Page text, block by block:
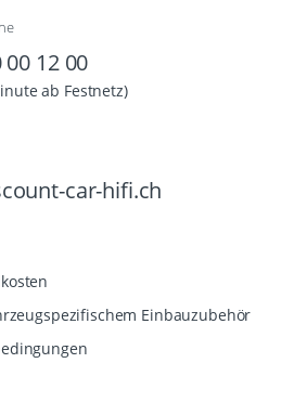
00 12 00
ab Festnetz)
car-hifi.ch
Einbauzubehör